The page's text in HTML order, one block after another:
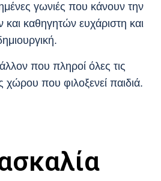
γωνιές που κάνουν την
καθηγητών ευχάριστη και
που πληροί όλες τις
χώρου που φιλοξενεί παιδιά.